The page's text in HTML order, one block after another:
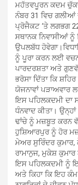
ਮਹੱਤਵਪੂਰਨ ਕਦਮ
ਨੰਬਰ 31 ਵਿਚ
ਪ੍ਰੋਜੈਕਟ ‘ਤੇ ਲਗਭਗ
ਸਥਾਨਕ ਨਿਵਾਸੀਆਂ ਨੂੰ
ਉਪਲਬੱਧ
ਨੂੰ ਪੂਰਾ ਕਰਨ ਲਈ
ਪਾਰਦਰਸ਼ਤਾ ਅਤੇ
ਭਰੋਸਾ ਦਿੱਤਾ ਕਿ
ਯੋਜਨਾਵਾਂ ਪੜਾਅਵਾਰ
ਇਸ ਪਹਿਲਕਦਮੀ ਦਾ
ਧੰਨਵਾਦ ਕੀਤਾ।
ਢਾਂਚੇ ਨੂੰ ਮਜ਼ਬੂਤ ਕਰਨ
ਹੁਸ਼ਿਆਰਪੁਰ ਨੂੰ ਹੋਰ
ਮੇਅਰ ਸੁਰਿੰਦਰ ਕੁਮਾਰ,
ਰਾਮਾਨੁਜ, ਮੁਕੇਸ਼
ਇਸ ਪਹਿਲਕਦਮੀ ਨੂੰ
ਅਤੇ ਕਿਹਾ ਕਿ ਇਹ ਕੰਮ